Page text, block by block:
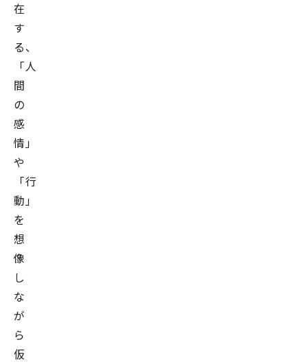
在
す
る、
「人
間
の
感
情」
や
「行
動」
を
想
像
し
な
が
ら
仮